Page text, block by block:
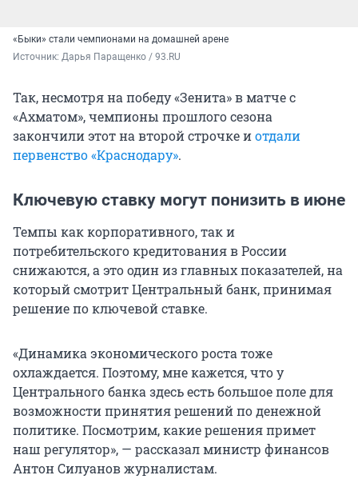
«Быки» стали чемпионами на домашней арене
Источник: Дарья Паращенко / 93.RU
Так, несмотря на победу «Зенита» в матче с
«Ахматом», чемпионы прошлого сезона
закончили этот на второй строчке иотдали
первенство «Краснодару».
Ключевую ставку могут понизить в июне
Темпы как корпоративного, так и
потребительского кредитования в России
снижаются, а это один из главных показателей, на
который смотрит Центральный банк, принимая
решение по ключевой ставке.
«Динамика экономического роста тоже
охлаждается. Поэтому, мне кажется, что у
Центрального банка здесь есть большое поле для
возможности принятия решений по денежной
политике. Посмотрим, какие решения примет
наш регулятор», — рассказал министр финансов
Антон Силуанов журналистам.